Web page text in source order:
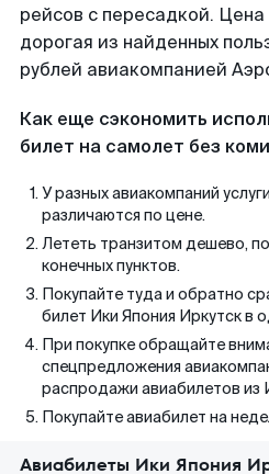
рейсов с пересадкой.
дорогая из найденных
рублей авиакомпанией
Как еще сэкономить
билет на самолет без
У разных авиакомпаний
различаются по цене.
Лететь транзитом дешево,
конечных пунктов.
Покупайте туда и обратно
билет Ики Япония Иркутск в
При покупке обращайте
спецпредложения
распродажи авиабилетов из
Покупайте авиабилет на
Авиабилеты Ики Япония